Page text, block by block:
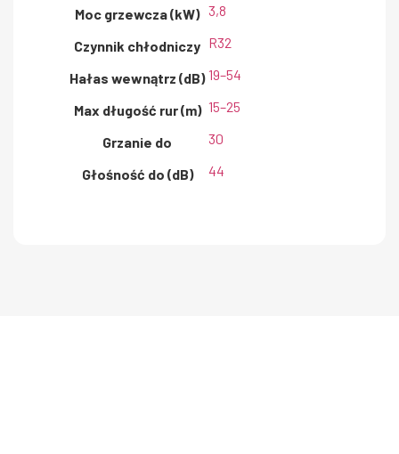
Moc grzewcza (kW) 3,8
Czynnik chłodniczy R32
Hałas wewnątrz (dB) 19–54
Max długość rur (m) 15–25
Grzanie do 30
Głośność do (dB) 44